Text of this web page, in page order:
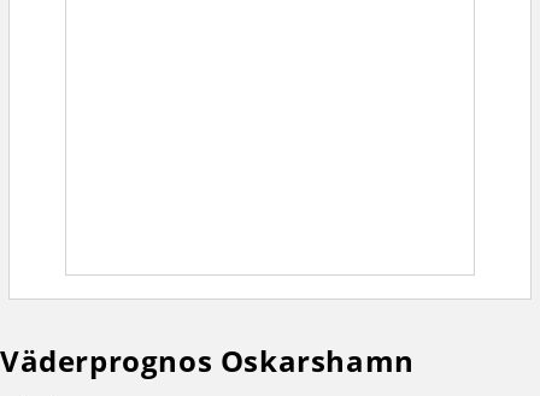
Väderprognos Oskarshamn